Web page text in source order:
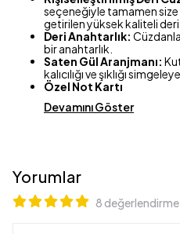
seçeneğiyle tamamen
getirilen yüksek kaliteli deri
Deri Anahtarlık:
bir anahtarlık.
Saten Gül Aranjmanı:
kalıcılığı ve şıklığı
Özel Not Kartı
Devamını Göster
Yorumlar
8